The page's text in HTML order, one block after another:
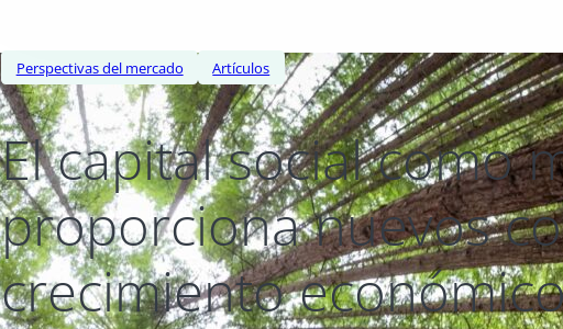
Perspectivas del mercado Artículos
El capital social como
proporciona nuevos
crecimiento